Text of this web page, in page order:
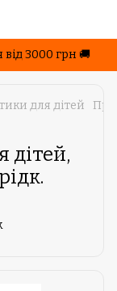
3000 грн 🚚
для дітей
дітей,